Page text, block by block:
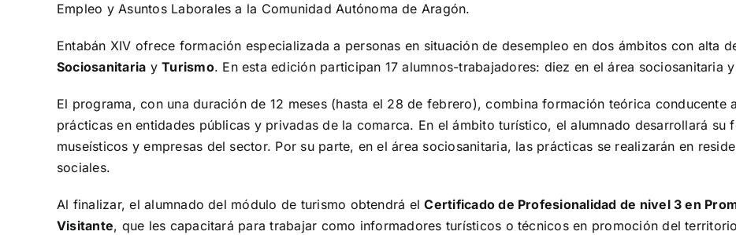
Empleo y Asuntos Laborales a la Comunidad Autónoma de Aragón.
Entabán XIV ofrece formación especializada a personas en situación de desempleo en dos ámbitos con alta
Sociosanitaria yTurismo. En esta edición participan 17 alumnos-trabajadores: diez en el área sociosanitaria
El programa, con una duración de 12 meses (hasta el 28 de febrero), combina formación teórica
prácticas en entidades públicas y privadas de la comarca. En el ámbito turístico, el alumnado desarrollará
museísticos y empresas del sector. Por su parte, en el área sociosanitaria, las prácticas se realizarán en
sociales.
Al finalizar, el alumnado del módulo de turismo obtendrá elCertificado de Profesionalidad de nivel 3 en
Visitante, que les capacitará para trabajar como informadores turísticos o técnicos en promoción del